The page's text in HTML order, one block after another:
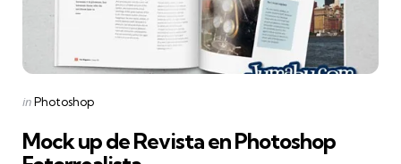
Posted
inPhotoshop
Mock up de Revista en Photoshop